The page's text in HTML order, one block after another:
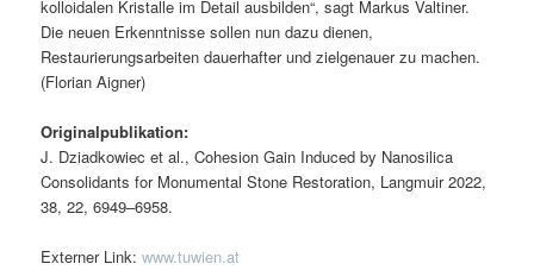
kolloidalen Kristalle im Detail ausbilden“, sagt Markus Valtiner.
Die neuen Erkenntnisse sollen nun dazu dienen,
Restaurierungsarbeiten dauerhafter und zielgenauer zu machen.
(Florian Aigner)
Originalpublikation:
J. Dziadkowiec et al., Cohesion Gain Induced by Nanosilica
Consolidants for Monumental Stone Restoration, Langmuir 2022,
38, 22, 6949–6958.
Externer Link:www.tuwien.at